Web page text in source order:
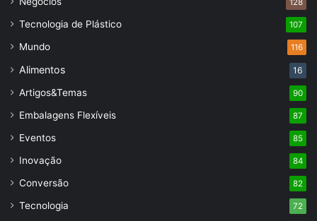
Tecnologia de Plástico 107
Mundo 116
Alimentos 16
Artigos&Temas 90
Embalagens Flexíveis 87
Eventos 85
Inovação 84
Conversão 82
Tecnologia 72